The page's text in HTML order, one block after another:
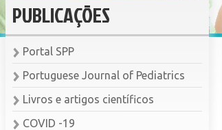
PUBLICAÇÕES
Portal SPP
Portuguese Journal of Pediatrics
Livros e artigos científicos
COVID -19